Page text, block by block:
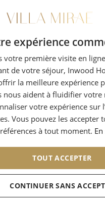
de Villa Miraé
client est une priorité dans
ou habitué, nous prenons soin
se sente comme chez lui, à travers
"
sont, selon
qui font
dans un
réclame la maîtrise des codes
et la discrétion absolue. "
expérience
votre première visite en
de votre séjour, Inwood
la meilleure expérience
nous aident à fluidifier votre
votre expérience sur
Vous pouvez les accepter
à tout moment.
TOUT ACCEPTER
CONTINUER SANS